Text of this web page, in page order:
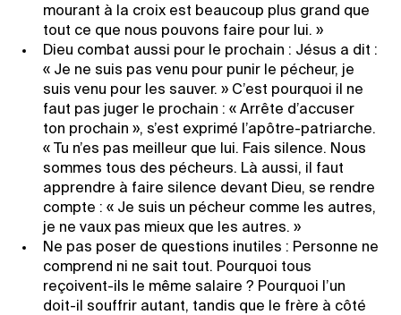
mourant à la croix est beaucoup plus grand que
tout ce que nous pouvons faire pour lui. »
Dieu combat aussi pour le prochain : Jésus a dit :
« Je ne suis pas venu pour punir le pécheur, je
suis venu pour les sauver. » C’est pourquoi il ne
faut pas juger le prochain : « Arrête d’accuser
ton prochain », s’est exprimé l’apôtre-patriarche.
« Tu n’es pas meilleur que lui. Fais silence. Nous
sommes tous des pécheurs. Là aussi, il faut
apprendre à faire silence devant Dieu, se rendre
compte : « Je suis un pécheur comme les autres,
je ne vaux pas mieux que les autres. »
Ne pas poser de questions inutiles : Personne ne
comprend ni ne sait tout. Pourquoi tous
reçoivent-ils le même salaire ? Pourquoi l’un
doit-il souffrir autant, tandis que le frère à côté